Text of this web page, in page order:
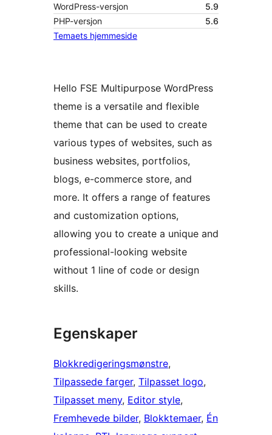
WordPress-versjon
5.9
PHP-versjon
5.6
Temaets hjemmeside
Hello FSE Multipurpose WordPress
theme is a versatile and flexible
theme that can be used to create
various types of websites, such as
business websites, portfolios,
blogs, e-commerce store, and
more. It offers a range of features
and customization options,
allowing you to create a unique and
professional-looking website
without 1 line of code or design
skills.
Egenskaper
Blokkredigeringsmønstre
Tilpassede farger, Tilpasset logo
Tilpasset meny, Editor style
Fremhevede bilder, Blokktemaer, Én